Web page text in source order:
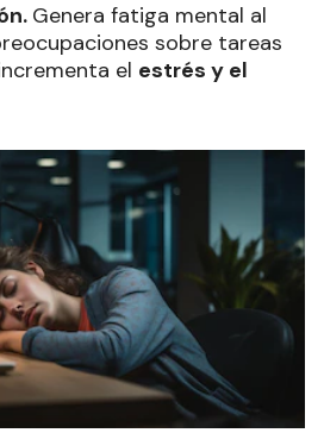
Genera fatiga mental al
sobre tareas
el estrés y el